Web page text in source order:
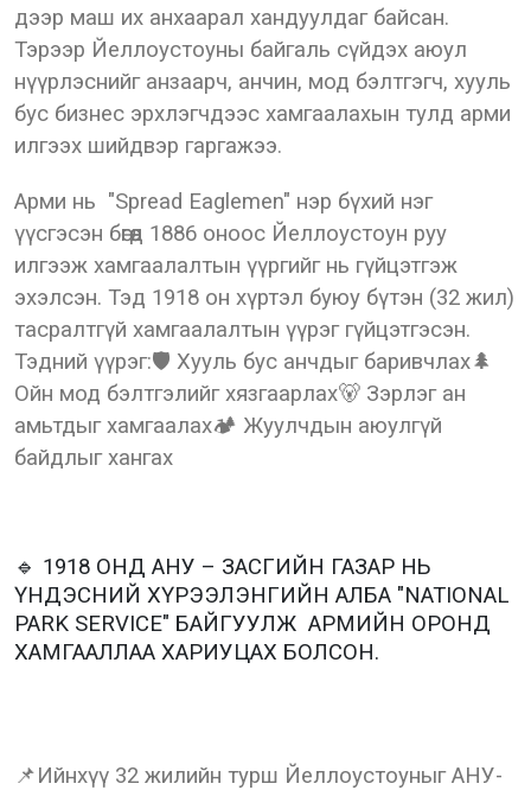
дээр маш их анхаарал хандуулдаг байсан.
Тэрээр Йеллоустоуны байгаль сүйдэх аюул
нүүрлэснийг анзаарч, анчин, мод бэлтгэгч, хууль
бус бизнес эрхлэгчдээс хамгаалахын тулд арми
илгээх шийдвэр гаргажээ.
Арми нь "Spread Eaglemen" нэр бүхий нэг
үүсгэсэн бөгөөд 1886 оноос Йеллоустоун руу
илгээж хамгаалалтын үүргийг нь гүйцэтгэж
эхэлсэн. Тэд 1918 он хүртэл буюу бүтэн (32 жил)
тасралтгүй хамгаалалтын үүрэг гүйцэтгэсэн.
Тэдний үүрэг:🛡 Хууль бус анчдыг баривчлах🌲
Ойн мод бэлтгэлийг хязгаарлах🐻 Зэрлэг ан
амьтдыг хамгаалах🏕 Жуулчдын аюулгүй
байдлыг хангах
🔹 1918 ОНД АНУ – ЗАСГИЙН ГАЗАР НЬ
ҮНДЭСНИЙ ХҮРЭЭЛЭНГИЙН АЛБА "NATIONAL
PARK SERVICE" БАЙГУУЛЖ АРМИЙН ОРОНД
ХАМГААЛЛАА ХАРИУЦАХ БОЛСОН.
📌Ийнхүү 32 жилийн турш Йеллоустоуныг АНУ-